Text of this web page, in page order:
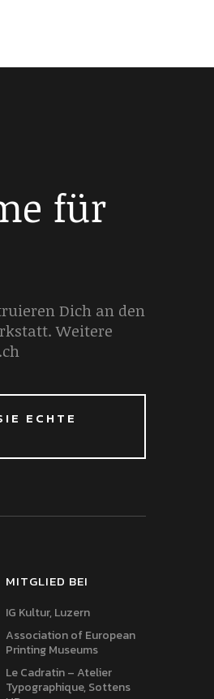
für
Dich an den
Weitere
ECHTE
MITGLIED BEI
IG Kultur, Luzern
Association of European
Printing Museums
Le Cadratin – Atelier
Typographique, Sottens